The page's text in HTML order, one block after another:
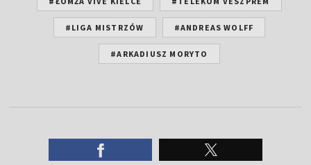
#LIGA MISTRZÓW #ANDREAS WOLFF
#ARKADIUSZ MORYTO